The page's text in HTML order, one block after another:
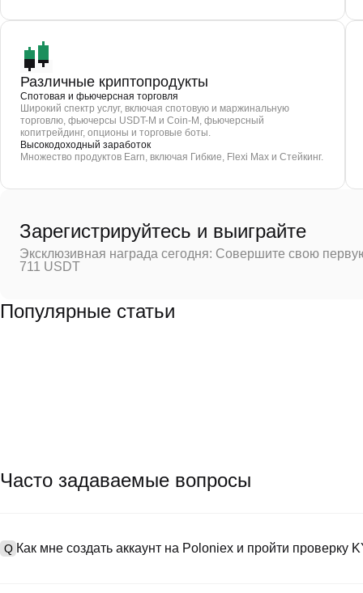
Различные криптопродукты
Спотовая и фьючерсная торговля
Широкий спектр услуг, включая спотовую и маржинальную
торговлю, фьючерсы USDT-M и Coin-M, фьючерсный
копитрейдинг, опционы и торговые боты.
Высокодоходный заработок
Множество продуктов Earn, включая Гибкие, Flexi Max и Стейкинг.
Зарегистрируйтесь и выиграйте
Эксклюзивная награда сегодня: Совершите свою
711 USDT
Популярные статьи
Часто задаваемые вопросы
Q Как мне создать аккаунт на Poloniex и пройти проверку